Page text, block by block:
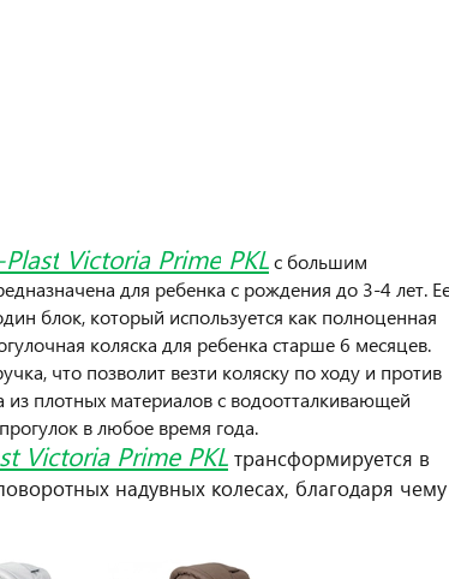
-Plast Victoria Prime PKLс большим
для ребенка с рождения до 3-4 лет.
блок, который используется как полноценная
коляска для ребенка старше 6 месяцев.
что позволит везти коляску по ходу и против
из плотных материалов с водоотталкивающей
в любое время года.
Victoria Prime PKL трансформируется в
надувных колесах, благодаря чему